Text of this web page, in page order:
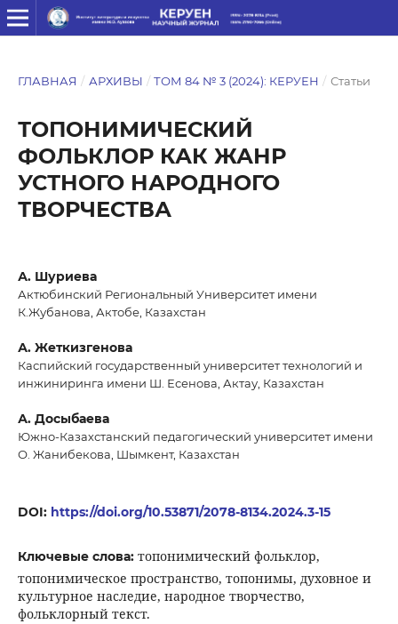
ГЛАВНАЯ / АРХИВЫ / ТОМ 84 № 3 (2024): КЕРУЕН / Статьи
ТОПОНИМИЧЕСКИЙ
ФОЛЬКЛОР КАК ЖАНР
УСТНОГО НАРОДНОГО
ТВОРЧЕСТВА
А. Шуриева
Актюбинский Региональный Университет имени
К.Жубанова, Актобе, Казахстан
А. Жеткизгенова
Каспийский государственный университет технологий и
инжиниринга имени Ш. Есенова, Актау, Казахстан
А. Досыбаева
Южно-Казахстанский педагогический университет имени
О. Жанибекова, Шымкент, Казахстан
DOI: https://doi.org/10.53871/2078-8134.2024.3-15
Ключевые слова: топонимический фольклор,
топонимическое пространство, топонимы, духовное и
культурное наследие, народное творчество,
фольклорный текст.